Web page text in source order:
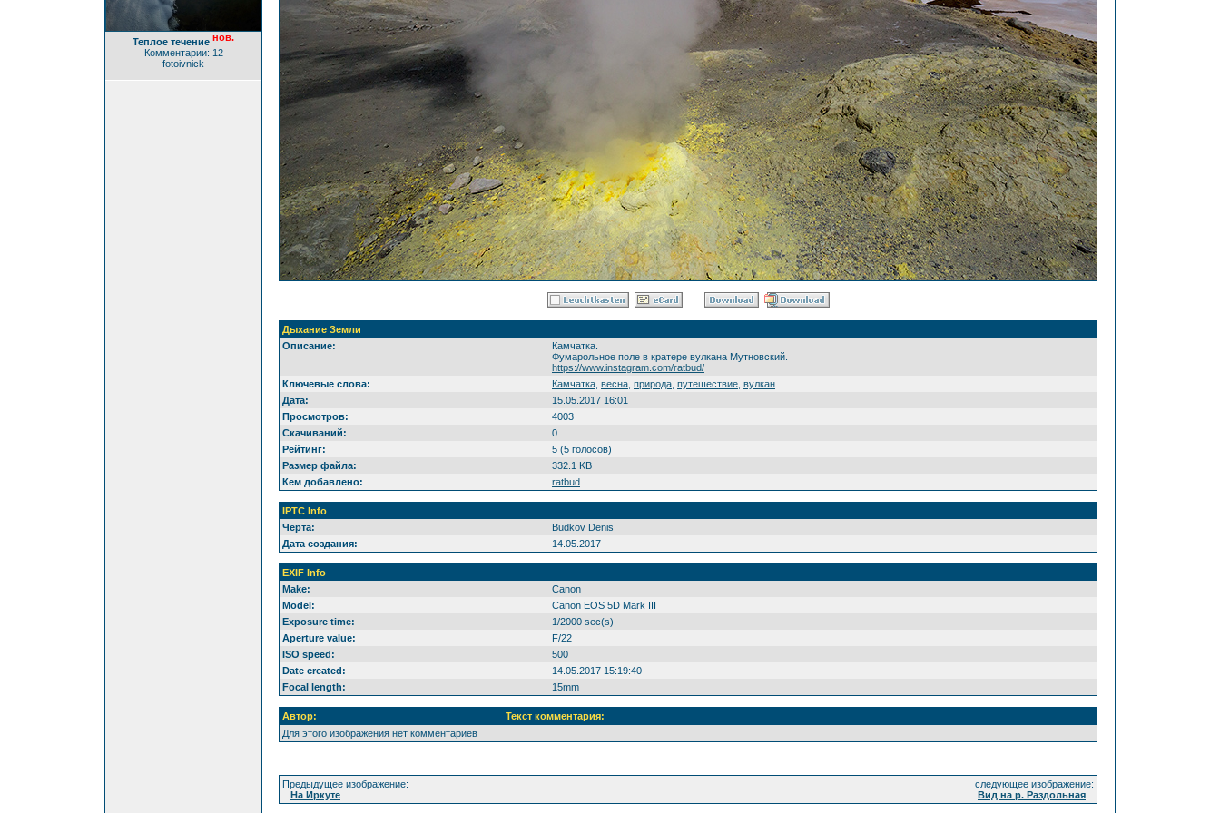
Теплое течение нов.
Комментарии: 12
fotoivnick
Дыхание Земли
Описание:
Камчатка.
Фумарольное поле в кратере вулкана Мутновский.
https://www.instagram.com/ratbud/
Ключевые слова:
Камчатка весна природа путешествие вулкан
Дата:
15.05.2017 16:01
Просмотров:
4003
Скачиваний:
0
Рейтинг:
5 (5 голосов)
Размер файла:
332.1 KB
Кем добавлено:
ratbud
IPTC Info
Черта:
Budkov Denis
Дата создания:
14.05.2017
EXIF Info
Make:
Canon
Model:
Canon EOS 5D Mark III
Exposure time:
1/2000 sec(s)
Aperture value:
F/22
ISO speed:
500
Date created:
14.05.2017 15:19:40
Focal length:
15mm
Автор:
Текст комментария:
Для этого изображения нет комментариев
Предыдущее изображение:
На Иркуте
следующее изображение:
Вид на р. Раздольная